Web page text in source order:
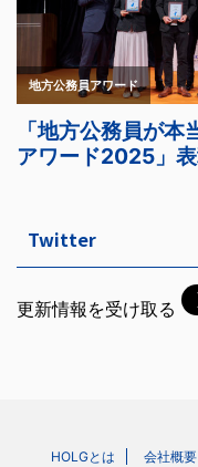
Twitter
更新情報を受け取る
HOLGとは 会社概要